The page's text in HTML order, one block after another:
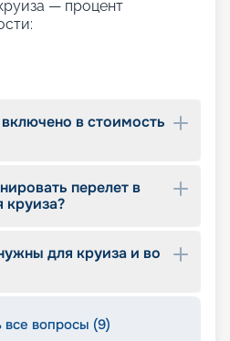
подходящий тур с
круизов
представлены
Если вы хотите купить
цене, воспользуйтесь
отдых.
— процент
в стоимость
перелет в
круиза?
для круиза и во
все вопросы (9)